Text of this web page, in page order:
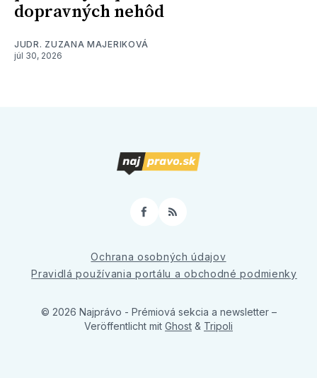
dopravných nehôd
JUDR. ZUZANA MAJERIKOVÁ
júl 30, 2026
Facebook
RSS
Ochrana osobných údajov
Pravidlá používania portálu a obchodné podmienky
© 2026 Najprávo - Prémiová sekcia a newsletter –
Veröffentlicht mit Ghost & Tripoli